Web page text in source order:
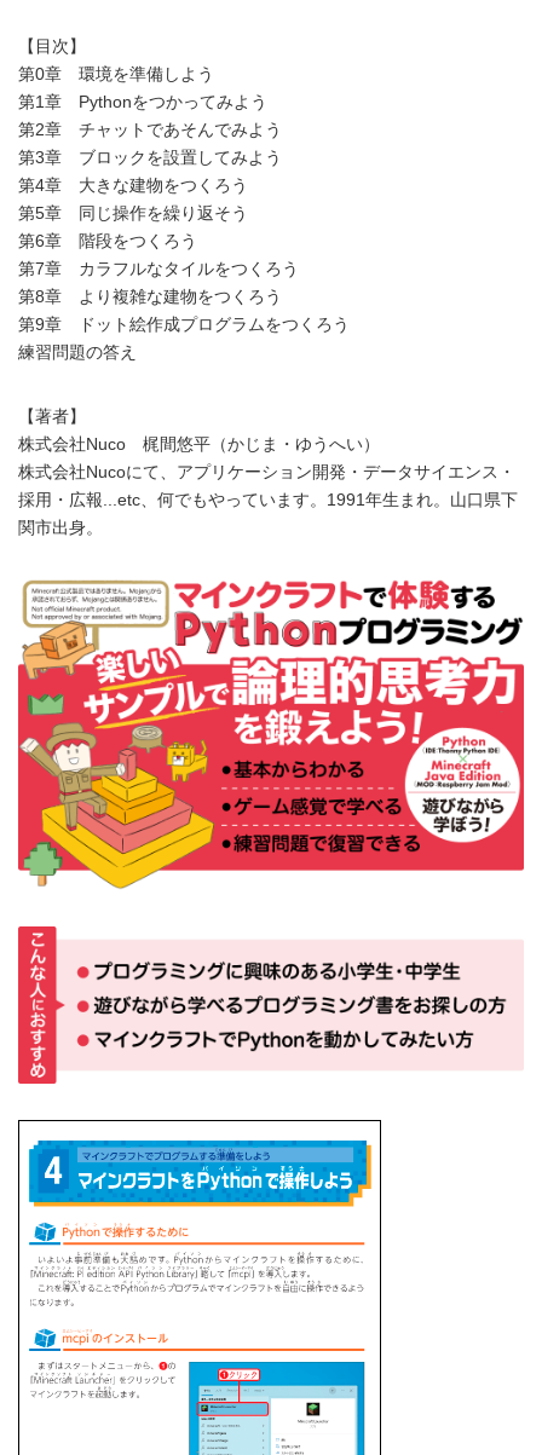
【目次】
第0章 環境を準備しよう
第1章 Pythonをつかってみよう
第2章 チャットであそんでみよう
第3章 ブロックを設置してみよう
第4章 大きな建物をつくろう
第5章 同じ操作を繰り返そう
第6章 階段をつくろう
第7章 カラフルなタイルをつくろう
第8章 より複雑な建物をつくろう
第9章 ドット絵作成プログラムをつくろう
練習問題の答え
【著者】
株式会社Nuco 梶間悠平（かじま・ゆうへい）
株式会社Nucoにて、アプリケーション開発・データサイエンス・
採用・広報...etc、何でもやっています。1991年生まれ。山口県下
関市出身。